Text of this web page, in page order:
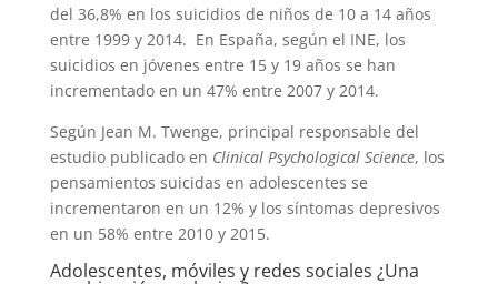
del 36,8% en los suicidios de niños de 10 a 14 años
entre 1999 y 2014. En España, según el INE, los
suicidios en jóvenes entre 15 y 19 años se han
incrementado en un 47% entre 2007 y 2014.
Según Jean M. Twenge, principal responsable del
estudio publicado en Clinical Psychological Science, los
pensamientos suicidas en adolescentes se
incrementaron en un 12% y los síntomas depresivos
en un 58% entre 2010 y 2015.
Adolescentes, móviles y redes sociales ¿Una